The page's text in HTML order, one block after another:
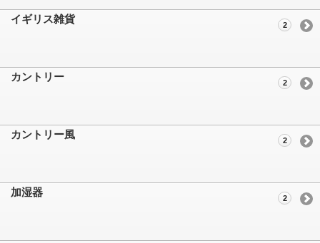
イギリス雑貨 2
カントリー 2
カントリー風 2
加湿器 2